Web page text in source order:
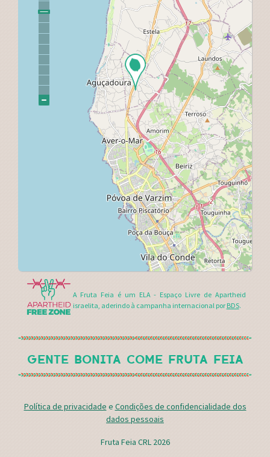
A Fruta Feia é um ELA - Espaço Livre de Apartheid
israelita, aderindo à campanha internacional por BDS.
GENTE BONITA COME FRUTA FEIA
Política de privacidade e Condições de confidencialidade dos
dados pessoais
Fruta Feia CRL 2026